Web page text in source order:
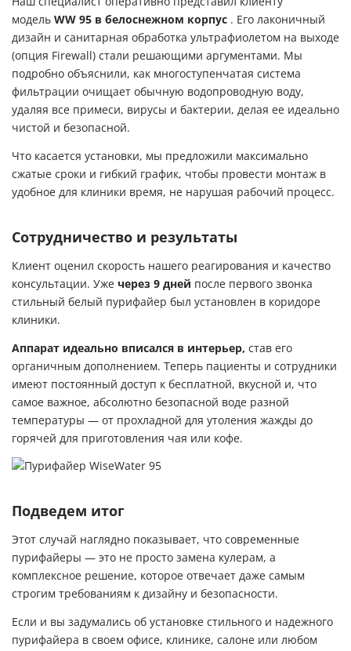
модель WW 95 в белоснежном корпус . Его лаконичный
дизайн и санитарная обработка ультрафиолетом на выходе
(опция Firewall) стали решающими аргументами. Мы
подробно объяснили, как многоступенчатая система
фильтрации очищает обычную водопроводную воду,
удаляя все примеси, вирусы и бактерии, делая ее идеально
чистой и безопасной.
Что касается установки, мы предложили максимально
сжатые сроки и гибкий график, чтобы провести монтаж в
удобное для клиники время, не нарушая рабочий процесс.
Сотрудничество и результаты
Клиент оценил скорость нашего реагирования и качество
консультации. Уже через 9 дней после первого звонка
стильный белый пурифайер был установлен в коридоре
клиники.
Аппарат идеально вписался в интерьер, став его
органичным дополнением. Теперь пациенты и сотрудники
имеют постоянный доступ к бесплатной, вкусной и, что
самое важное, абсолютно безопасной воде разной
температуры — от прохладной для утоления жажды до
горячей для приготовления чая или кофе.
Подведем итог
Этот случай наглядно показывает, что современные
пурифайеры — это не просто замена кулерам, а
комплексное решение, которое отвечает даже самым
строгим требованиям к дизайну и безопасности.
Если и вы задумались об установке стильного и надежного
пурифайера в своем офисе, клинике, салоне или любом